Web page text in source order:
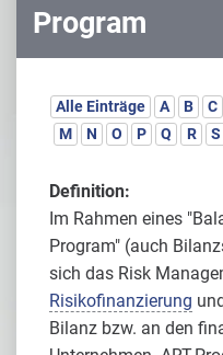
Program
Alle Einträge A B C
M
N O P Q R S
Definition:
Im Rahmen eines
Program" (auch
sich das Risk
Risikofinanzierung
Bilanz bzw. an den